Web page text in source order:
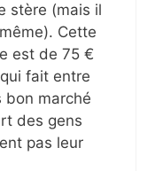
stère (mais il
Cette
est de 75 €
fait entre
bon marché
des gens
pas leur